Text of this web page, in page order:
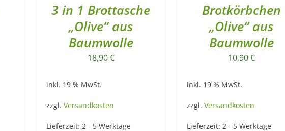
3 in 1 Brottasche
„Olive“ aus
Baumwolle
18,90€
inkl. 19 % MwSt.
zzgl. Versandkosten
Lieferzeit: 2 - 5 Werktage
Brotkörbchen
„Olive“ aus
Baumwolle
10,90€
inkl. 19 % MwSt.
zzgl. Versandkosten
Lieferzeit: 2 - 5 Werktage